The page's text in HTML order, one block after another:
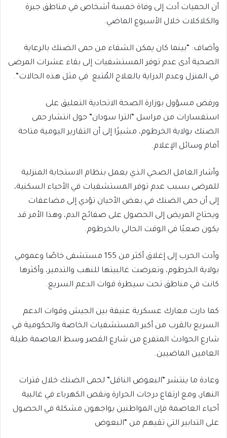
أن الحميات أدت إلى وفاة خمسة أشخاص في مناطق جبرة
والكلاكلات خلال الأسبوع الماضي.
وأضاف: “بينما كان يمكن الشفاء من حمى الضنك بالرعاية
الصحية أدى عدم توفر المستشفيات إلى بقاء عشرات المرضى
في المنزل وعدم الدراية بالعلاج المُتبع في مثل هذه الحالات”.
ورفض مسؤول بوزارة الصحة الاتحادية التعليق على
استفسارات من مراسل “الترا سودان” حول انتشار حمى
الضنك بولاية الخرطوم، مشيرًا إلى أن التقارير اليومية متاحة
أمام وسائل الإعلام.
وأشار العامل الصحي الذي يعمل بنظام الاستجابة المنزلية
للمرضى بسبب عدم توفر المستشفيات في الأحياء السكنية،
إلى أن حمى الضنك في بعض الأحيان تؤدي إلى مضاعفات
ويحتاج المريض إلى الحصول على صفائح الدم، وهذا الأمر قد
يكون صعبًا في الوقت الحالي بالخرطوم.
وأدت الحرب إلى إغلاق أكثر من 155 مستشفى خاصًا وعمومي
بولاية الخرطوم، وتعرضت غالبيتها للنهب والتدمير، وأكثرها
كانت في مناطق تحت سيطرة قوات الدعم السريع.
كما دارت معارك عسكرية عنيفة بين الجيش وقوات الدعم
السريع بالقرب من أكبر المستشفيات الخاصة والحكومية في
شارع الحوادث المتفرع من شارع القصر وسط العاصمة طيلة
العامين الماضيين.
وعادة ما ينتشر “البعوض الناقل” لحمى الضنك خلال فترات
النهار، ومع ارتفاع درجات الحرارة ونقص الكهرباء في غالبية
أحياء العاصمة فإن المواطنين يواجهون مشكلة في الحصول
على التدابير التي تقيهم من “البعوض